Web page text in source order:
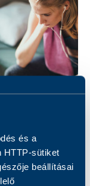
és a
HTTP-sütiket
beállításai
000 Ft